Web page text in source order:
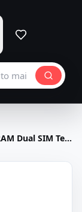
para
Carregando...
Dual SIM Tela